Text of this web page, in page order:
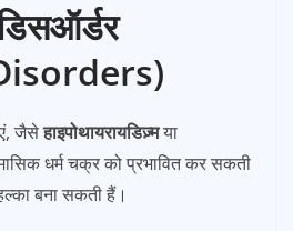
जैसेहाइपोथायरायडिज़्मया
धर्म चक्र को प्रभावित कर सकती
बना सकती हैं।